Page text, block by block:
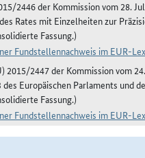
2446 der Kommission vom 28.
Rates mit Einzelheiten zur
Fassung.)
Fundstellennachweis im EUR-
2015/2447 der Kommission vom
Europäischen Parlaments und
Fassung.)
Fundstellennachweis im EUR-